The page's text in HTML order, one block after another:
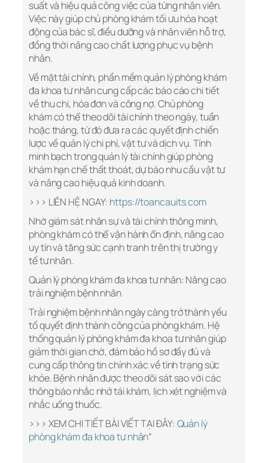
suất và hiệu quả công việc của từng nhân viên.
Việc này giúp chủ phòng khám tối ưu hóa hoạt
động của bác sĩ, điều dưỡng và nhân viên hỗ trợ,
đồng thời nâng cao chất lượng phục vụ bệnh
nhân.
Về mặt tài chính, phần mềm quản lý phòng khám
đa khoa tư nhân cung cấp các báo cáo chi tiết
về thu chi, hóa đơn và công nợ. Chủ phòng
khám có thể theo dõi tài chính theo ngày, tuần
hoặc tháng, từ đó đưa ra các quyết định chiến
lược về quản lý chi phí, vật tư và dịch vụ. Tính
minh bạch trong quản lý tài chính giúp phòng
khám hạn chế thất thoát, dự báo nhu cầu vật tư
và nâng cao hiệu quả kinh doanh.
>>> LIÊN HỆ NGAY: https://toancauits.com
Nhờ giám sát nhân sự và tài chính thông minh,
phòng khám có thể vận hành ổn định, nâng cao
uy tín và tăng sức cạnh tranh trên thị trường y
tế tư nhân.
Quản lý phòng khám đa khoa tư nhân: Nâng cao
trải nghiệm bệnh nhân
Trải nghiệm bệnh nhân ngày càng trở thành yếu
tố quyết định thành công của phòng khám. Hệ
thống quản lý phòng khám đa khoa tư nhân giúp
giảm thời gian chờ, đảm bảo hồ sơ đầy đủ và
cung cấp thông tin chính xác về tình trạng sức
khỏe. Bệnh nhân được theo dõi sát sao với các
thông báo nhắc nhở tái khám, lịch xét nghiệm và
nhắc uống thuốc.
>>> XEM CHI TIẾT BÀI VIẾT TẠI ĐÂY: Quản lý
phòng khám đa khoa tư nhân“